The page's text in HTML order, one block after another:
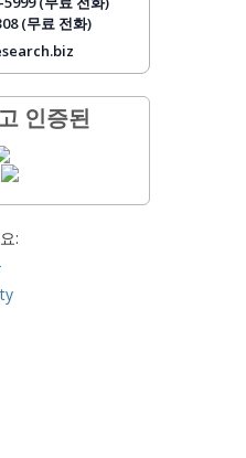
(무료 전화)
인증된
: